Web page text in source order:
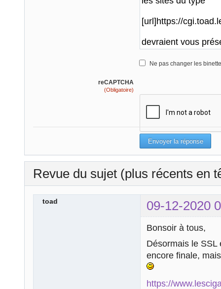
Ne pas changer les
reCAPTCHA
(Obligatoire)
Revue du sujet (plus récents en
toad 09-12-2020
Bonsoir à tous,
Désormais le SSL
encore finale,
https://